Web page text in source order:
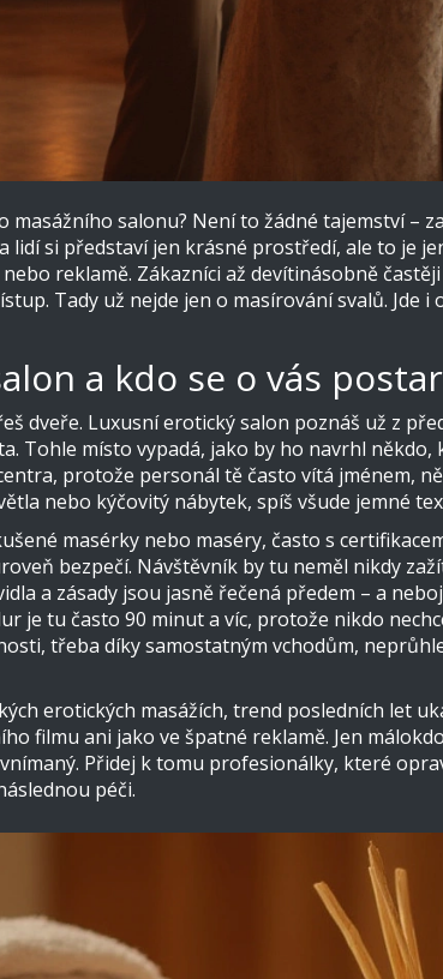
masážního salonu? Není to žádné tajemství –
lidí si představí jen krásné prostředí, ale to je
reklamě. Zákazníci až devítinásobně
Tady už nejde jen o masírování svalů. Jde i
a kdo se o vás
dveře. Luxusní erotický salon poznáš už z
Tohle místo vypadá, jako by ho navrhl
protože personál tě často vítá jménem,
nebo kýčovitý nábytek, spíš všude jemné
masérky nebo maséry, často s
bezpečí. Návštěvník by tu neměl nikdy
a zásady jsou jasně řečená předem – a
je tu často 90 minut a víc, protože nikdo
třeba díky samostatným vchodům,
erotických masážích, trend posledních let
filmu ani jako ve špatné reklamě. Jen
Přidej k tomu profesionálky, které
péči.